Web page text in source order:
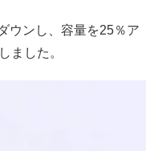
ウンし、容量を25％ア
ました。